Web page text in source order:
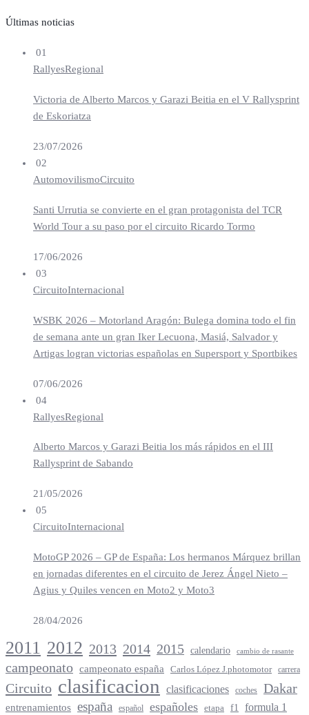
Últimas noticias
01
RallyesRegional
Victoria de Alberto Marcos y Garazi Beitia en el V Rallysprint
de Eskoriatza
23/07/2026
02
AutomovilismoCircuito
Santi Urrutia se convierte en el gran protagonista del TCR
World Tour a su paso por el circuito Ricardo Tormo
17/06/2026
03
CircuitoInternacional
WSBK 2026 – Motorland Aragón: Bulega domina todo el fin
de semana ante un gran Iker Lecuona, Masiá, Salvador y
Artigas logran victorias españolas en Supersport y Sportbikes
07/06/2026
04
RallyesRegional
Alberto Marcos y Garazi Beitia los más rápidos en el III
Rallysprint de Sabando
21/05/2026
05
CircuitoInternacional
MotoGP 2026 – GP de España: Los hermanos Márquez brillan
en jornadas diferentes en el circuito de Jerez Ángel Nieto –
Agius y Quiles vencen en Moto2 y Moto3
28/04/2026
2011 2012 2013 2014 2015 calendario cambio de rasante
campeonato campeonato españa Carlos López J.photomotor carrera
Circuito clasificacion clasificaciones coches Dakar
entrenamientos españa español españoles etapa f1 formula 1